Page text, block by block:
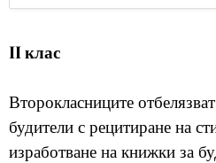
II клас
Второкласниците
будители с рецитиране на
изработване на книжки за